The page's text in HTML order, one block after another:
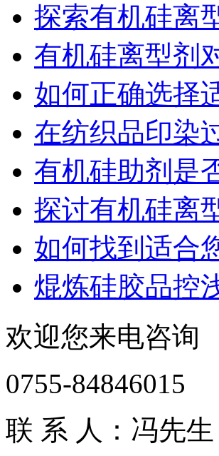
探索有机硅离
有机硅离型剂
如何正确选择
在纺织品印染
有机硅助剂是
探讨有机硅离
如何找到适合
焜炼硅胶品控
欢迎您来电咨询
0755-84846015
联 系 人：冯先